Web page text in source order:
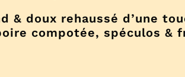
& doux rehaussé d’une
compotée, spéculos &